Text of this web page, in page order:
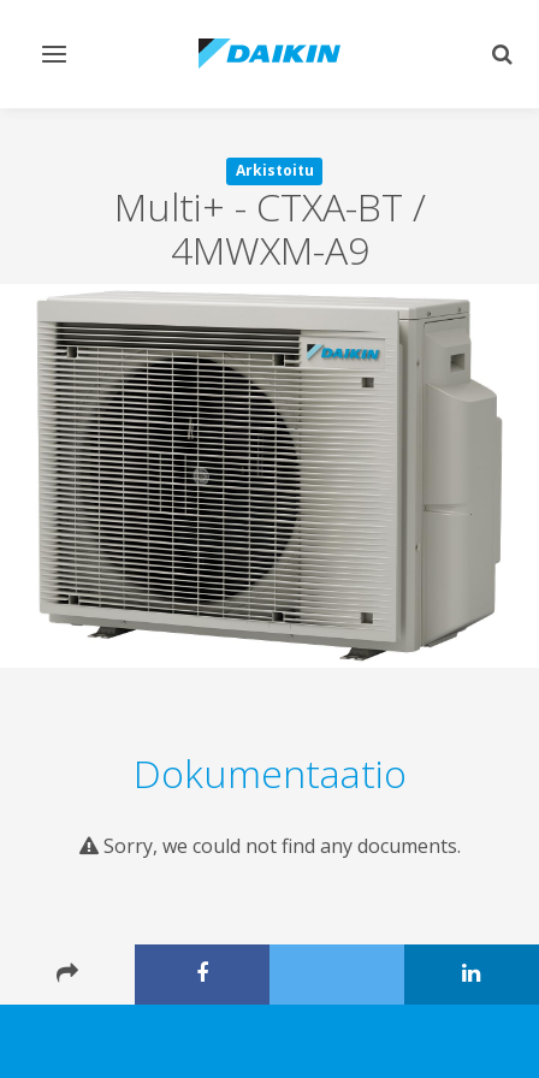
Vaihda
Arkistoitu
Multi+ - CTXA-BT /
4MWXM-A9
Dokumentaatio
Sorry, we could not find any documents.